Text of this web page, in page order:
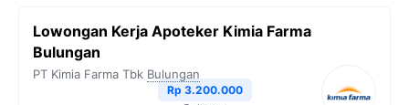
Lowongan Kerja Apoteker Kimia Farma
Bulungan
PT Kimia Farma Tbk Bulungan
Rp 3.200.000